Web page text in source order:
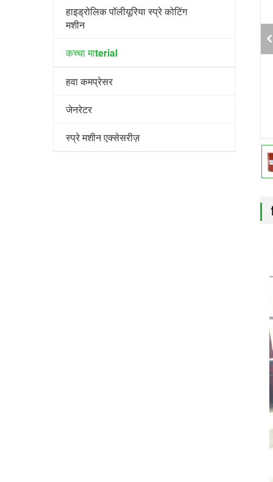
हाइड्रोलिक पॉलीयूरिया स्प्रे कोटिंग
मशीन
कच्चा माterial
हवा कमप्रेसर
जेनरेटर
स्प्रे मशीन एक्सेसरीज़